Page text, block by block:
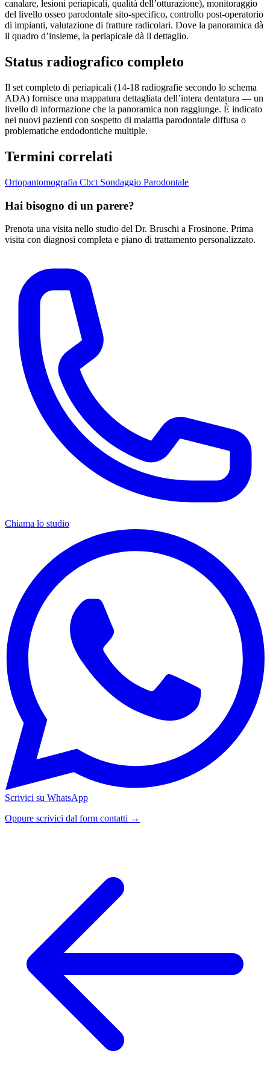
canalare, lesioni periapicali, qualità dell’otturazione), monitoraggio
del livello osseo parodontale sito-specifico, controllo post-operatorio
di impianti, valutazione di fratture radicolari. Dove la panoramica dà
il quadro d’insieme, la periapicale dà il dettaglio.
Status radiografico completo
Il set completo di periapicali (14-18 radiografie secondo lo schema
ADA) fornisce una mappatura dettagliata dell’intera dentatura — un
livello di informazione che la panoramica non raggiunge. È indicato
nei nuovi pazienti con sospetto di malattia parodontale diffusa o
problematiche endodontiche multiple.
Termini correlati
Ortopantomografia Cbct Sondaggio Parodontale
Hai bisogno di un parere?
Prenota una visita nello studio del Dr. Bruschi a Frosinone. Prima
visita con diagnosi completa e piano di trattamento personalizzato.
Chiama lo studio
Scrivici su WhatsApp
Oppure scrivici dal form contatti →